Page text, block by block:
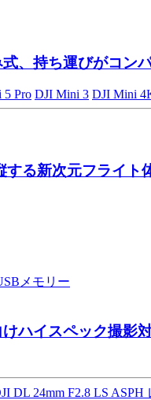
、持ち運びがコン
5 Pro DJI Mini 3 DJI Mini
する新次元フライト
メモリー
けハイスペック撮影
DL 24mm F2.8 LS ASPH